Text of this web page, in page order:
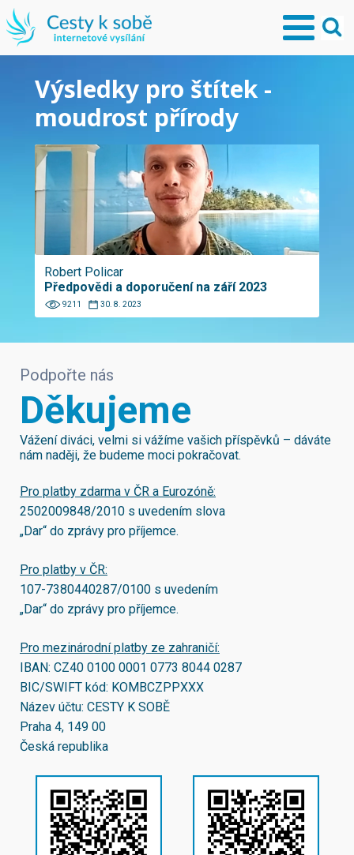
Výsledky pro štítek -
moudrost přírody
Robert Policar
Předpovědi a doporučení na září 2023
9211 30. 8. 2023
Podpořte nás
Děkujeme
Vážení diváci, velmi si vážíme vašich příspěvků – dáváte
nám naději, že budeme moci pokračovat.
Pro platby zdarma v ČR a Eurozóně:
2502009848/2010 s uvedením slova
„Dar“ do zprávy pro příjemce.
Pro platby v ČR:
107-7380440287/0100 s uvedením
„Dar“ do zprávy pro příjemce.
Pro mezinárodní platby ze zahraničí:
IBAN: CZ40 0100 0001 0773 8044 0287
BIC/SWIFT kód: KOMBCZPPXXX
Název účtu: CESTY K SOBĚ
Praha 4, 149 00
Česká republika